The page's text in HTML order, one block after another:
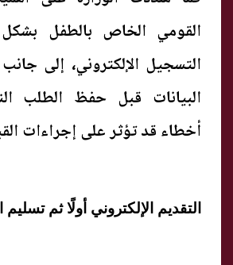
القومي الخاص بالطفل
التسجيل الإلكتروني، إلى
البيانات قبل حفظ الطلب
أخطاء قد تؤثر على إجراءات
التقديم الإلكتروني أولًا ثم